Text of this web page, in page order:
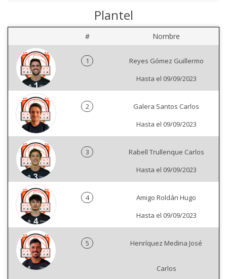
Plantel
# Nombre
1
Reyes Gómez Guillermo
Hasta el 09/09/2023
2
Galera Santos Carlos
Hasta el 09/09/2023
3
Rabell Trullenque Carlos
Hasta el 09/09/2023
4
Amigo Roldán Hugo
Hasta el 09/09/2023
5 Henríquez Medina José
Carlos